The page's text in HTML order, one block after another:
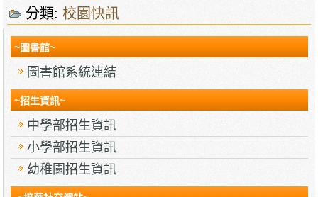
分類:校園快訊
~圖書館~
圖書館系統連結
~招生資訊~
中學部招生資訊
小學部招生資訊
幼稚園招生資訊